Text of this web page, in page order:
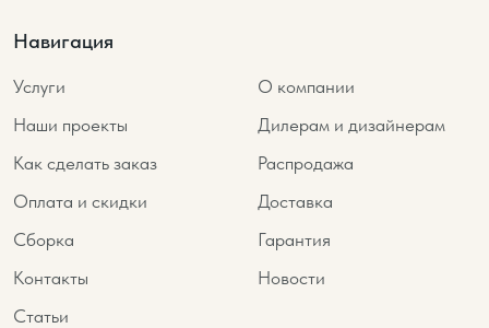
Навигация
Услуги
О компании
Наши проекты
Дилерам и дизайнерам
Как сделать заказ
Распродажа
Оплата и скидки
Доставка
Сборка
Гарантия
Контакты
Новости
Статьи